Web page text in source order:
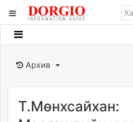
Мэдээллийн
Банк санхүү
Бизнес ААН
Төрийн
Архив
Т.Мөнхсайхан: